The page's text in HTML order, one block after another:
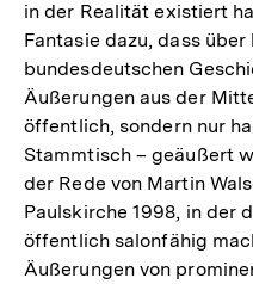
in der Realität existiert
Fantasie dazu, dass
bundesdeutschen
Äußerungen aus der
öffentlich, sondern nur
Stammtisch – geäußert
der Rede von Martin
Paulskirche 1998, in der
öffentlich salonfähig
Äußerungen von